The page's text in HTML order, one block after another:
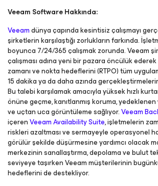
Veeam Software Hakkında:
Veeamdünya çapında kesintisiz çalışmayı
şirketlerin karşılaştığı zorlukların farkında.
boyunca 7/24/365 çalışmak zorunda. Veeam
çalışması adına yeni bir pazara öncülük
zamanı ve nokta hedeflerini (RTPO) tüm
15 dakika ya da daha azında
Bu talebi karşılamak amacıyla yüksek hızlı
önüne geçme, kanıtlanmış koruma,
ve uçtan uca görüntüleme sağlıyor.Veeam
içerenVeeam Availability Suite, işletmelerin
riskleri azaltması ve sermayeyle operasyonel
görülür şekilde düşürmesine yardımcı olacak
merkezinin sanallaştırma, depolama ve bulut
seviyeye taşırken Veeam müşterilerinin
hedeflerini de destekliyor.